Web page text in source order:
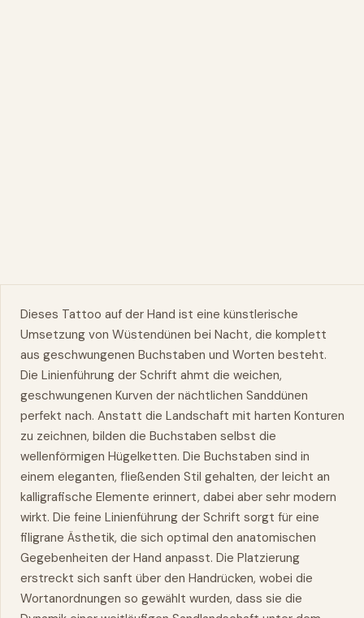
Dieses Tattoo auf der Hand ist eine künstlerische
Umsetzung von Wüstendünen bei Nacht, die komplett
aus geschwungenen Buchstaben und Worten besteht.
Die Linienführung der Schrift ahmt die weichen,
geschwungenen Kurven der nächtlichen Sanddünen
perfekt nach. Anstatt die Landschaft mit harten Konturen
zu zeichnen, bilden die Buchstaben selbst die
wellenförmigen Hügelketten. Die Buchstaben sind in
einem eleganten, fließenden Stil gehalten, der leicht an
kalligrafische Elemente erinnert, dabei aber sehr modern
wirkt. Die feine Linienführung der Schrift sorgt für eine
filigrane Ästhetik, die sich optimal den anatomischen
Gegebenheiten der Hand anpasst. Die Platzierung
erstreckt sich sanft über den Handrücken, wobei die
Wortanordnungen so gewählt wurden, dass sie die